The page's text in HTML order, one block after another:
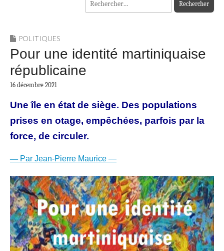
POLITIQUES
Pour une identité martiniquaise
républicaine
16 décembre 2021
Une île en état de siège. Des populations
prises en otage, empêchées, parfois par la
force, de circuler.
— Par Jean-Pierre Maurice —